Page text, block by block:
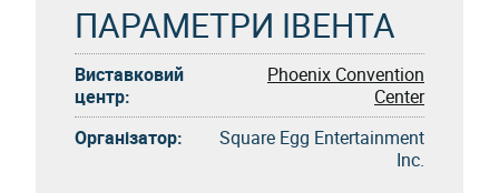
ПАРАМЕТРИ ІВЕНТА
Виставковий
центр:
Phoenix Convention
Center
Організатор:
Square Egg Entertainment
Inc.